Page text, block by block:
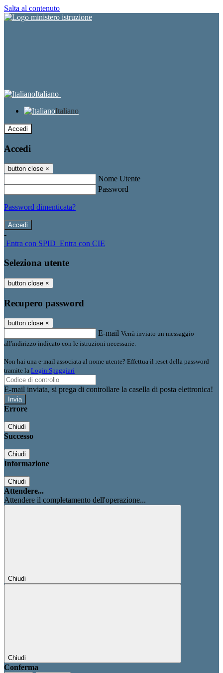
Salta al contenuto
Italiano
Italiano
Accedi
Accedi
button close ×
Nome Utente
Password
Password dimenticata?
-
Entra con SPID Entra con CIE
Seleziona utente
button close ×
Recupero password
button close ×
E-mail Verrà inviato un messaggio
all'indirizzo indicato con le istruzioni necessarie.
Non hai una e-mail associata al nome utente? Effettua il reset della password
tramite la Login Spaggiari
E-mail inviata, si prega di controllare la casella di posta elettronica!
Errore
Chiudi
Successo
Chiudi
Informazione
Chiudi
Attendere...
Attendere il completamento dell'operazione...
Chiudi
Chiudi
Conferma